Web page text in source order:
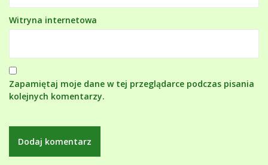
Witryna internetowa
Zapamiętaj moje dane w tej przeglądarce podczas pisania
kolejnych komentarzy.